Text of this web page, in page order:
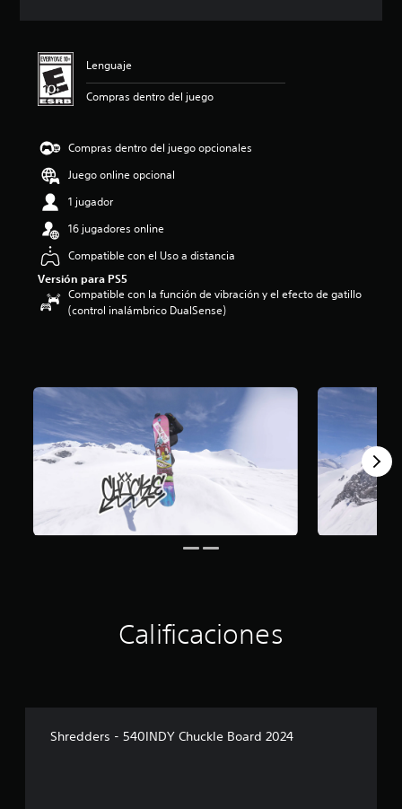
c
o
s
Lenguaje
Compras dentro del juego
Compras dentro del juego opcionales
Juego online opcional
1 jugador
16 jugadores online
Compatible con el Uso a distancia
Versión para PS5
Compatible con la función de vibración y el efecto de gatillo
(control inalámbrico DualSense)
Calificaciones
Shredders - 540INDY Chuckle Board 2024